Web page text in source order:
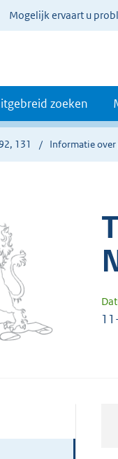
Mogelijk ervaart u
zoeken
131 Informatie